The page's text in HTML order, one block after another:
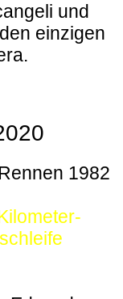
und
einzigen
1982